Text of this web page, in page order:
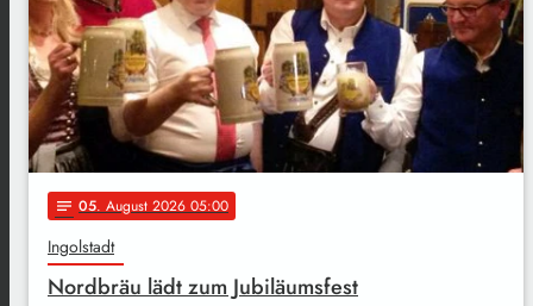
notes 05. August 2026 05:00
Ingolstadt
Nordbräu lädt zum Jubiläumsfest